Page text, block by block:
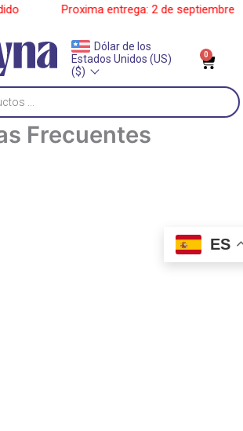
______ Proxima entrega: 2 de septiembre
Dólar de los
Estados Unidos (US)
($)
0
Frecuentes
ES